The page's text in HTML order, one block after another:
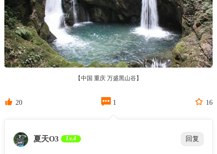
【中国 重庆 万盛黑山谷】
 20  1  16
夏天O3 Lv.4 回复